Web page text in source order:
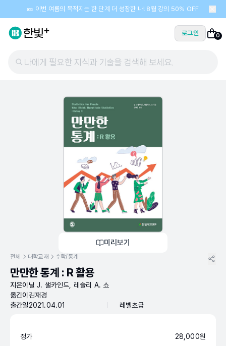
🎫 이번 여름의 목적지는 한 단계 더 성장한 나! 8월 강의 50% OFF
로그인 0
나에게 필요한 지식과 기술을 검색해 보세요.
미리보기
전체 대학교재 수학/통계
만만한 통계 : R 활용
지은이 닐 J. 샐카인드, 레슬리 A. 쇼
옮긴이 김재경
출간일2021.04.01 레벨초급
정가 28,000원